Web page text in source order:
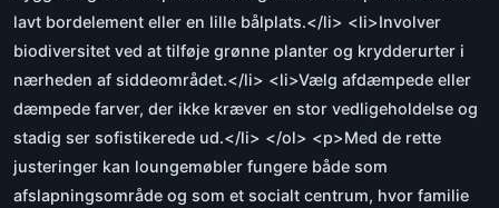
lavt bordelement eller en lille bålplats.</li> <li>Involver
biodiversitet ved at tilføje grønne planter og krydderurter i
nærheden af siddeområdet.</li> <li>Vælg afdæmpede eller
dæmpede farver, der ikke kræver en stor vedligeholdelse og
stadig ser sofistikerede ud.</li> </ol> <p>Med de rette
justeringer kan loungemøbler fungere både som
afslapningsområde og som et socialt centrum, hvor familie